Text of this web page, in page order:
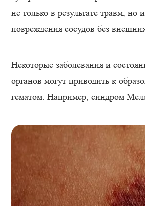
не только в результате травм, но
повреждения сосудов без
Некоторые заболевания и
органов могут приводить к
гематом. Например, синдром